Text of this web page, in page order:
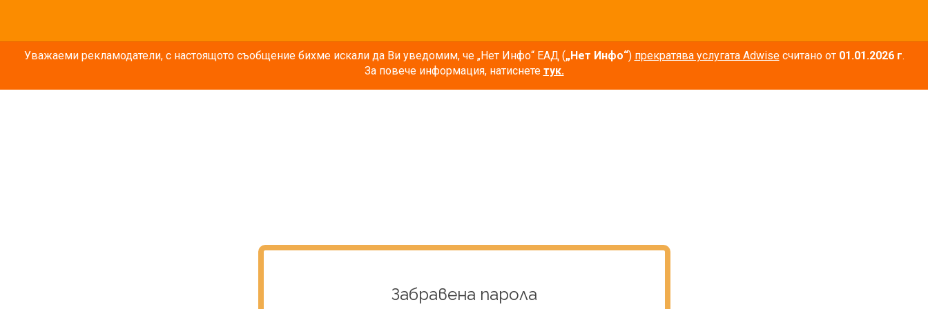
Уважаеми рекламодатели, с настоящото съобщение бихме искали да Ви уведомим, че „Нет Инфо“ ЕАД („Нет Инфо“) прекратява услугата Adwiseсчитано от 01.01.2026 г.
За повече информация, натиснете тук.
Забравена парола